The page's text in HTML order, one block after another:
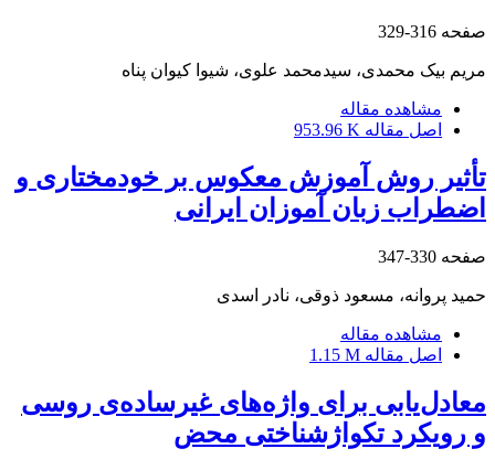
صفحه 316-329
مریم بیک محمدی، سیدمحمد علوی، شیوا کیوان پناه
مشاهده مقاله
اصل مقاله 953.96 K
تأثیر روش آموزش معکوس بر خودمختاری و
اضطراب زبان آموزان ایرانی
صفحه 330-347
حمید پروانه، مسعود ذوقی، نادر اسدی
مشاهده مقاله
اصل مقاله 1.15 M
معادل‌یابی برای واژه‌های غیرساده‌ی روسی
و رویکرد تکواژشناختی محض